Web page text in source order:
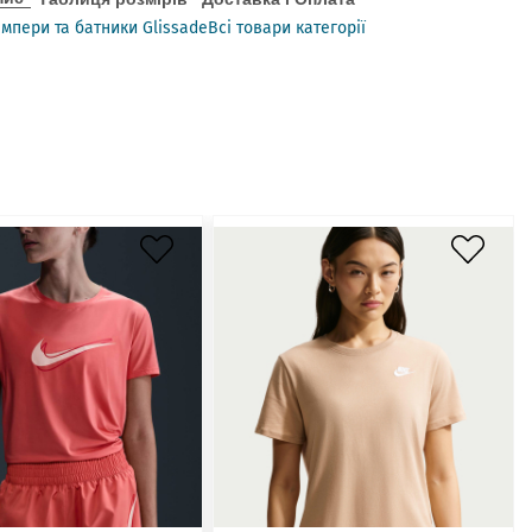
та батники GlissadeВсі товари категорії